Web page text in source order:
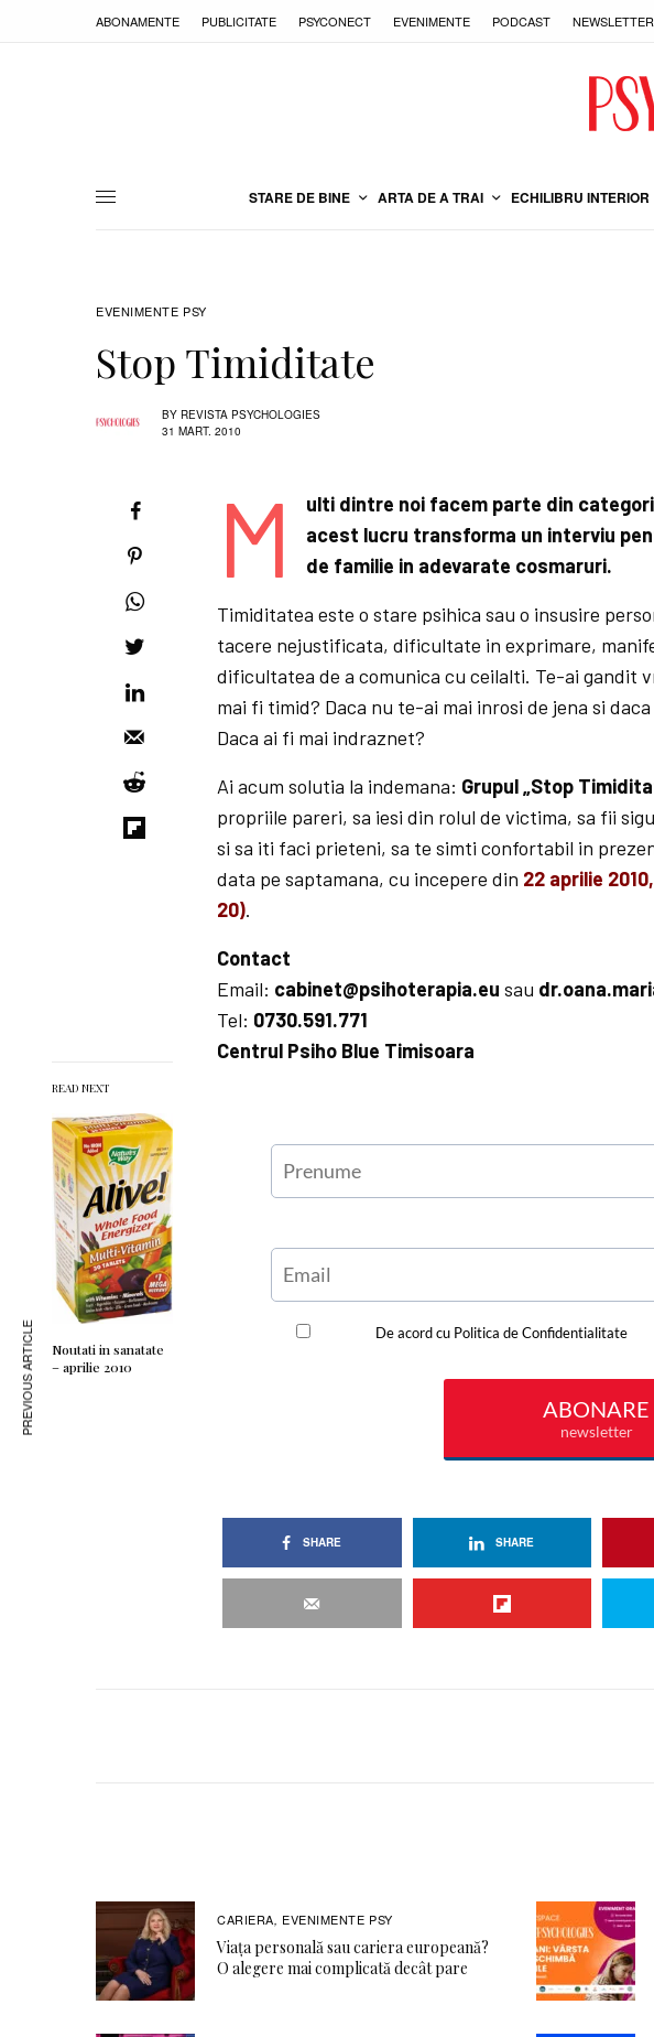
ABONAMENTE PUBLICITATE PSYCONECT EVENIMENTE PODCAST NEWSLETTER
STARE DE BINE ARTA DE A TRAI ECHILIBRU INTERIOR
EVENIMENTE PSY
Stop Timiditate
BY REVISTA PSYCHOLOGIES
31 MART. 2010
READ NEXT
Noutati in sanatate
– aprilie 2010
M
ulti dintre noi facem parte din
acest lucru transforma un interviu
de familie in adevarate cosmaruri.
Timiditatea este o stare psihica sau o insusire
tacere nejustificata, dificultate in exprimare,
dificultatea de a comunica cu ceilalti. Te-ai gandit
mai fi timid? Daca nu te-ai mai inrosi de jena si
Daca ai fi mai indraznet?
Ai acum solutia la indemana: Grupul „Stop
propriile pareri, sa iesi din rolul de victima, sa fii
si sa iti faci prieteni, sa te simti confortabil in
data pe saptamana, cu incepere din 22 aprilie
20).
Contact
Email: cabinet@psihoterapia.eu sau
Tel: 0730.591.771
Centrul Psiho Blue Timisoara
SHARE SHARE
PREVIOUS ARTICLE
CARIERA, EVENIMENTE PSY
Viața personală sau cariera europeană?
O alegere mai complicată decât pare